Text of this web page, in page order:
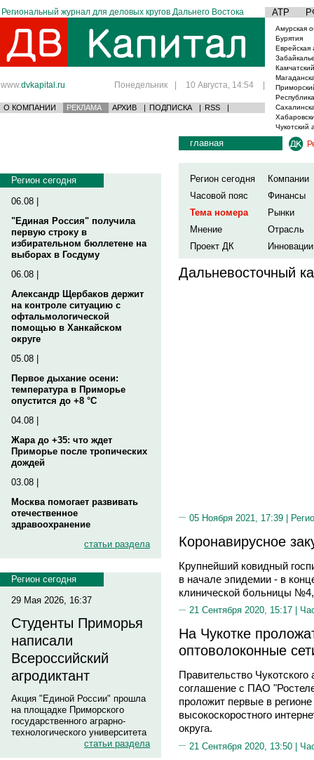
Региональный журнал для деловых кругов Дальнего Востока АТР
www.dvkapital.ru Понедельник | 10 Августа, 14:54 |
О КОМПАНИИ РЕКЛАМА АРХИВ | ПОДПИСКА | RSS |
Амурская
Бурятия
Еврейская
Чукотский
Регион сегодня
06.08 |
"Единая Россия" получила
первую строку в
избирательном бюллетене на
выборах в Госдуму
06.08 |
Александр Щербаков держит
на контроле ситуацию с
офтальмологической
помощью в Ханкайском
округе
05.08 |
Первое дыхание осени:
температура в Приморье
опустится до +8 °C
04.08 |
Жара до +35: что ждет
Приморье после тропических
дождей
03.08 |
Москва помогает развивать
отечественное
здравоохранение
статьи раздела
Регион сегодня
29 Мая 2026, 16:37
Студенты Приморья
написали
Всероссийский
агродиктант
Акция "Единой России" прошла
на площадке Приморского
государственного аграрно-
технологического университета
статьи раздела
главная
Регион сегодня
Компании
Часовой пояс
Финансы
Тема номера
Рынки
Мнение
Отрасль
Проект ДК
Инновации
Дальневосточный
05 Ноября 2021, 17:39 |
Коронавирусное
Крупнейший ковидный
в начале эпидемии - в
клинической больницы
21 Сентября 2020, 15:17 |
На Чукотке
оптоволоконные
Правительство Чукотского
соглашение с ПАО
проложит первые в
высокоскоростного
округа.
21 Сентября 2020, 13:50 |